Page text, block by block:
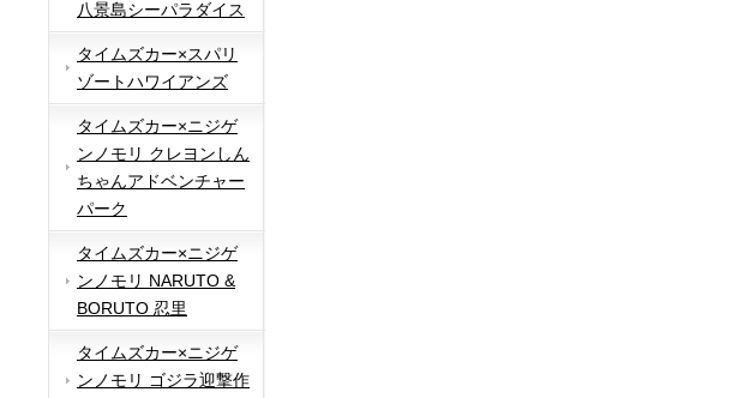
八景島シーパラダイス
タイムズカー×スパリ
ゾートハワイアンズ
タイムズカー×ニジゲ
ンノモリ クレヨンしん
ちゃんアドベンチャー
パーク
タイムズカー×ニジゲ
ンノモリ NARUTO &
BORUTO 忍里
タイムズカー×ニジゲ
ンノモリ ゴジラ迎撃作